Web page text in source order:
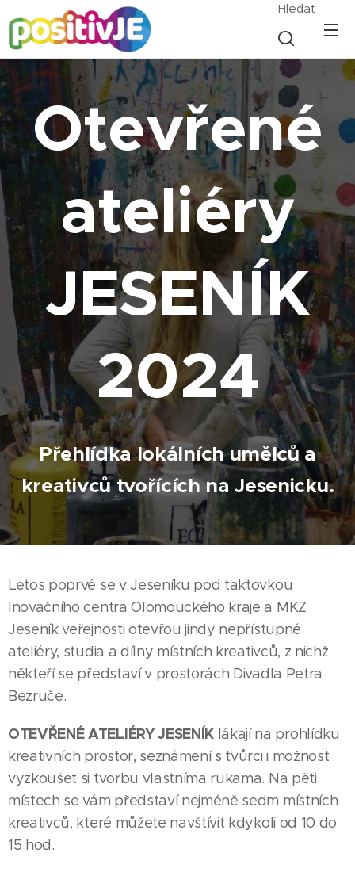
Hledat
Otevřené
ateliéry
JESENÍK
2024
Přehlídka lokálních umělců a
kreativců tvořících na Jesenicku.
Letos poprvé se v Jeseníku pod taktovkou
Inovačního centra Olomouckého kraje a MKZ
Jeseník veřejnosti otevřou jindy nepřístupné
ateliéry, studia a dílny místních kreativců, z nichž
někteří se představí v prostorách Divadla Petra
Bezruče.
OTEVŘENÉ ATELIÉRY JESENÍK lákají na prohlídku
kreativních prostor, seznámení s tvůrci i možnost
vyzkoušet si tvorbu vlastníma rukama. Na pěti
místech se vám představí nejméně sedm místních
kreativců, které můžete navštívit kdykoli od 10 do
15 hod.